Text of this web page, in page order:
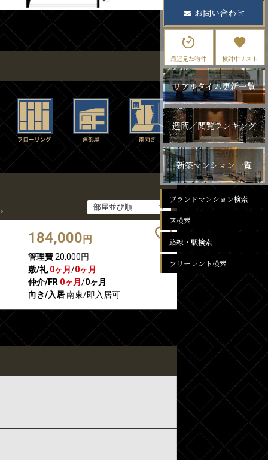
184,000 円
管理費20,000円
敷/礼 0ヶ月 /0ヶ月
仲介/FR 0ヶ月 /0ヶ月
向き/入居南東/即入居可
お問い合わせ
最近見た物件 検討中リスト
リアルタイム更新一覧
週間／閲覧ランキング
新築マンション一覧
ブランドマンション検索
区検索
路線・駅検索
フリーレント検索